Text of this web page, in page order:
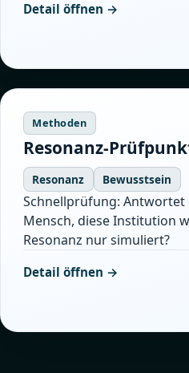
Detail öffnen →
Methoden
Resonanz-
Resonanz Bewusstsein
Schnellprüfung: Antwortet
Mensch, diese Institution
Resonanz nur simuliert?
Detail öffnen →